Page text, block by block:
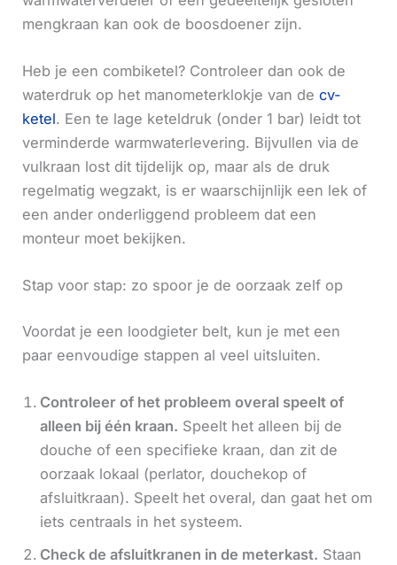
mengkraan kan ook de boosdoener zijn.
Heb je een combiketel? Controleer dan ook de
waterdruk op het manometerklokje van decv-
ketel. Een te lage keteldruk (onder 1 bar) leidt tot
verminderde warmwaterlevering. Bijvullen via de
vulkraan lost dit tijdelijk op, maar als de druk
regelmatig wegzakt, is er waarschijnlijk een lek of
een ander onderliggend probleem dat een
monteur moet bekijken.
Stap voor stap: zo spoor je de oorzaak zelf op
Voordat je een loodgieter belt, kun je met een
paar eenvoudige stappen al veel uitsluiten.
Controleer of het probleem overal speelt of
alleen bij één kraan. Speelt het alleen bij de
douche of een specifieke kraan, dan zit de
oorzaak lokaal (perlator, douchekop of
afsluitkraan). Speelt het overal, dan gaat het om
iets centraals in het systeem.
Check de afsluitkranen in de meterkast. Staan